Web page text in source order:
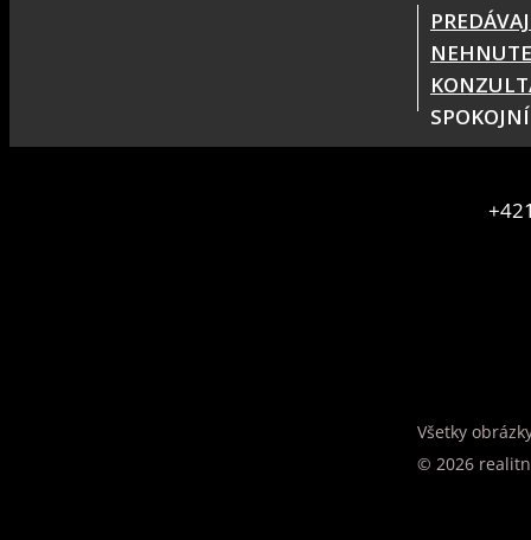
Všetky
© 2026